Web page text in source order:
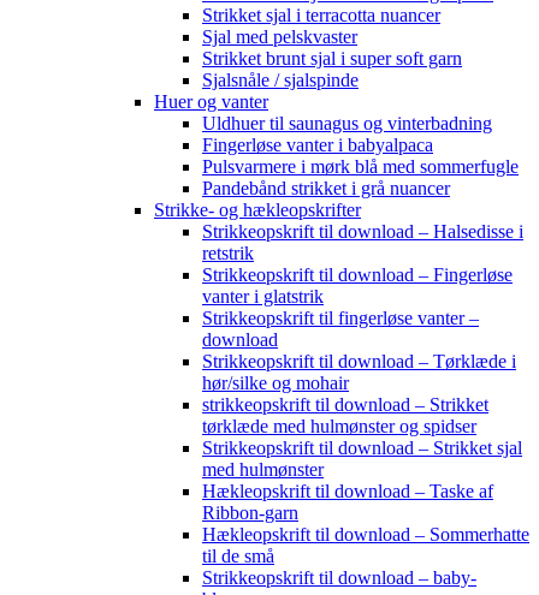
Strikket sjal i terracotta nuancer
Sjal med pelskvaster
Strikket brunt sjal i super soft garn
Sjalsnåle / sjalspinde
Huer og vanter
Uldhuer til saunagus og vinterbadning
Fingerløse vanter i babyalpaca
Pulsvarmere i mørk blå med sommerfugle
Pandebånd strikket i grå nuancer
Strikke- og hækleopskrifter
Strikkeopskrift til download – Halsedisse i
retstrik
Strikkeopskrift til download – Fingerløse
vanter i glatstrik
Strikkeopskrift til fingerløse vanter –
download
Strikkeopskrift til download – Tørklæde i
hør/silke og mohair
strikkeopskrift til download – Strikket
tørklæde med hulmønster og spidser
Strikkeopskrift til download – Strikket sjal
med hulmønster
Hækleopskrift til download – Taske af
Ribbon-garn
Hækleopskrift til download – Sommerhatte
til de små
Strikkeopskrift til download – baby-